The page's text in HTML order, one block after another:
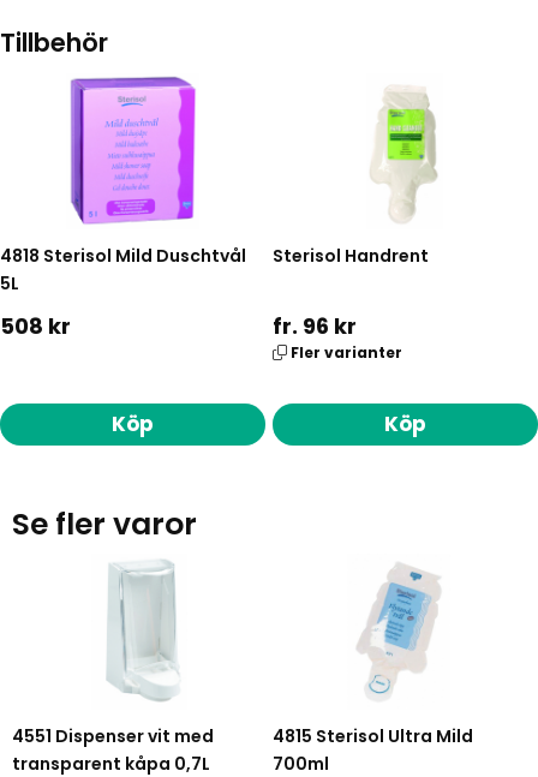
Tillbehör
4818 Sterisol Mild Duschtvål
5L
508 kr
Köp
Sterisol Handrent
fr. 96 kr
Fler varianter
Köp
Se fler varor
4551 Dispenser vit med
transparent kåpa 0,7L
4815 Sterisol Ultra Mild
700ml